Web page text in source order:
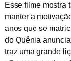
Esse filme mostra
manter a
anos que se
do Quênia
traz uma grande